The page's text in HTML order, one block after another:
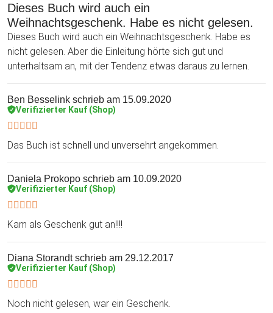
Dieses Buch wird auch ein
Weihnachtsgeschenk. Habe es nicht gelesen.
Dieses Buch wird auch ein Weihnachtsgeschenk. Habe es
nicht gelesen. Aber die Einleitung hörte sich gut und
unterhaltsam an, mit der Tendenz etwas daraus zu lernen.
Ben Besselink schrieb am 15.09.2020
Verifizierter Kauf (Shop)
Das Buch ist schnell und unversehrt angekommen.
Daniela Prokopo schrieb am 10.09.2020
Verifizierter Kauf (Shop)
Kam als Geschenk gut an!!!!
Diana Storandtschrieb am 29.12.2017
Verifizierter Kauf (Shop)
Noch nicht gelesen, war ein Geschenk.